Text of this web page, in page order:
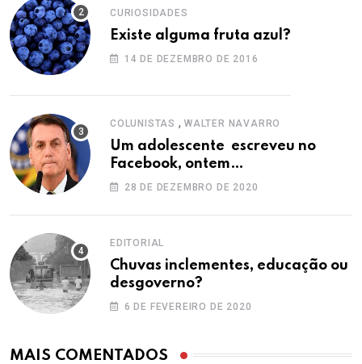
CURIOSIDADES
Existe alguma fruta azul?
14 DE DEZEMBRO DE 2016
COLUNISTAS , WALTER NAVARRO
Um adolescente escreveu no
Facebook, ontem…
28 DE DEZEMBRO DE 2020
EDITORIAL
Chuvas inclementes, educação ou
desgoverno?
6 DE FEVEREIRO DE 2020
MAIS COMENTADOS